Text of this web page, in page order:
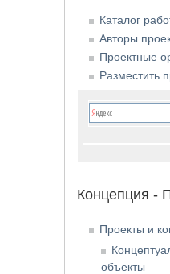
Каталог
Авторы
Проектные
Разместить
Концепция -
Проекты и
объекты